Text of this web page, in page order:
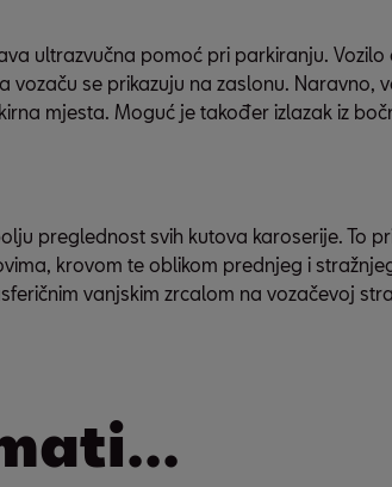
ultrazvučna pomoć pri parkiranju.
se prikazuju na zaslonu. Naravno,
preglednost svih kutova karoserije. To
krovom te oblikom prednjeg i
vanjskim zrcalom na vozačevoj